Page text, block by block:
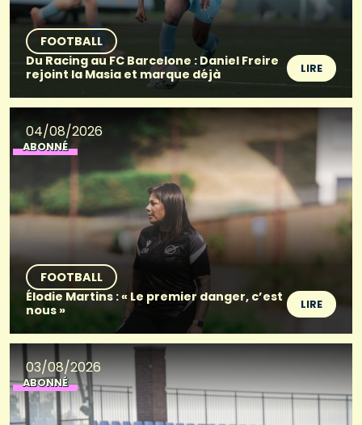
FOOTBALL
Du Racing au FC Barcelone : Daniel Freire
rejoint la Masia et marque déjà
LIRE
04/08/2026
ABONNÉ
FOOTBALL
Élodie Martins : « Le premier danger, c’est
nous »
LIRE
03/08/2026
ABONNÉ